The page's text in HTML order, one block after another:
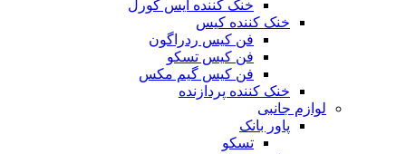
خنک کننده آیس کورل
خنک کننده کیس
فن کیس ردراگون
فن کیس تسکو
فن کیس گیم مکس
خنک کننده پردازنده
لوازم جانبی
پاور بانک
تسکو